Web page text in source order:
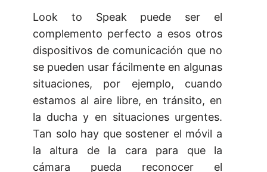
Look to Speak puede ser el
complemento perfecto a esos otros
dispositivos de comunicación que no
se pueden usar fácilmente en algunas
situaciones, por ejemplo, cuando
estamos al aire libre, en tránsito, en
la ducha y en situaciones urgentes.
Tan solo hay que sostener el móvil a
la altura de la cara para que la
cámara pueda reconocer el